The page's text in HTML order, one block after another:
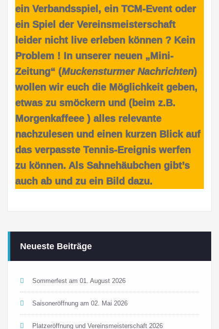
ein Verbandsspiel, ein TCM-Event oder
ein Spiel der Vereinsmeisterschaft
leider nicht live erleben können ? Kein
Problem ! In unserer neuen „Mini-
Zeitung“ (Muckensturmer Nachrichten)
wollen wir euch die Möglichkeit geben,
etwas zu smöckern und (beim z.B.
Morgenkaffeee ) alles relevante
nachzulesen und einen kurzen Blick auf
das verpasste Tennis-Ereignis werfen
zu können. Als Sahnehäubchen gibt’s
auch ab und zu ein Bild dazu.
Neueste Beiträge
Sommerfest am 01. August 2026
Saisoneröffnung am 02. Mai 2026
Platzeröffnung und Vereinsmeisterschaft 2026